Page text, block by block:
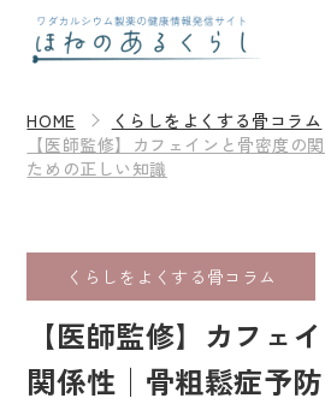
HOME
くらしをよくする骨コラム
【医師監修】カフェインと骨密度の
ための正しい知識
くらしをよくする骨コラム
【医師監修】カフェ
関係性│骨粗鬆症予